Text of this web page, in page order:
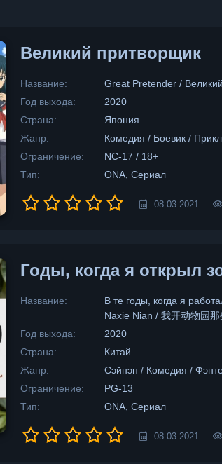
Великий притворщик
Название:
Great Pretender /
Год выхода:
2020
Страна:
Япония
Жанр:
Комедия / Боевик /
Ограничение:
NC-17 / 18+
Тип:
ONA, Сериал
08.03.2021
Годы, когда я открыл
Название:
В те годы, когда я
Naxie Nian / 我开动物园
Год выхода:
2020
Страна:
Китай
Жанр:
Сэйнэн / Комедия /
Ограничение:
PG-13
Тип:
ONA, Сериал
08.03.2021